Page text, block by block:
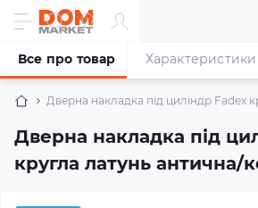
Дверна накладка під циліндр Fadex
Дверна накладка під
кругла латунь антична/
Все про товар Характеристики